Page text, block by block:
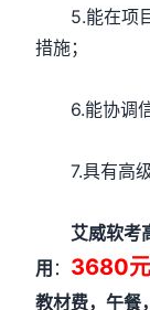
5.能在项目
措施；
6.能协调信
7.具有高级
艾威软考
用 ： 3680
教材费，午餐